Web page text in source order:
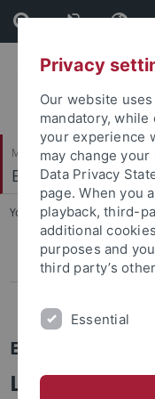
Skip
to
content
Skip
to
footer
Mathematisch-
You are here: Startseite
Forschungsinteressen
Lisa
Privacy
Our website
mandatory,
your experience
may change
Data Privacy
page. When you
playback, third-
additional
purposes and
third party’s
Essential